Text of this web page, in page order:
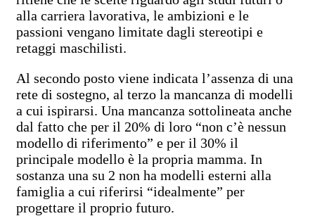
alla carriera lavorativa, le ambizioni e le
passioni vengano limitate dagli stereotipi e
retaggi maschilisti.
Al secondo posto viene indicata l’assenza di una
rete di sostegno, al terzo la mancanza di modelli
a cui ispirarsi. Una mancanza sottolineata anche
dal fatto che per il 20% di loro “non c’è nessun
modello di riferimento” e per il 30% il
principale modello è la propria mamma. In
sostanza una su 2 non ha modelli esterni alla
famiglia a cui riferirsi “idealmente” per
progettare il proprio futuro.